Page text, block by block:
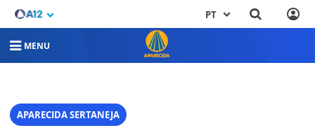
PT
MENU
APARECIDA SERTANEJA